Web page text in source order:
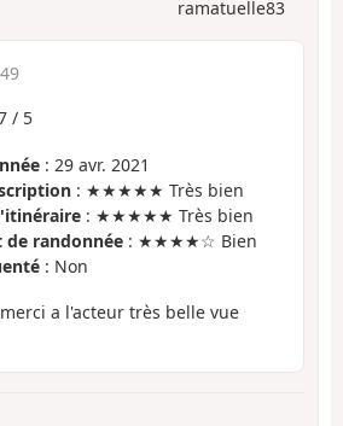
ramatuelle83
/ 5
: 29 avr. 2021
: ★★★★★ Très bien
: ★★★★★ Très bien
randonnée : ★★★★☆ Bien
: Non
a l'acteur très belle vue